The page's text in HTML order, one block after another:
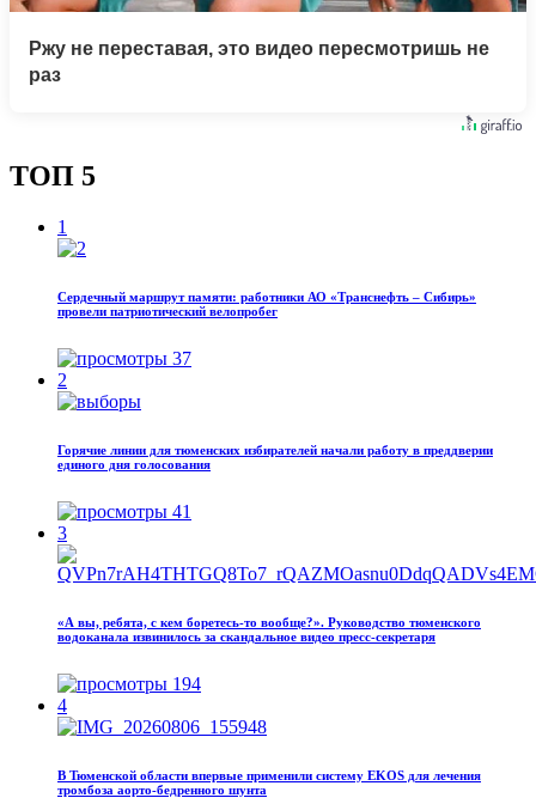
Ржу не переставая, это видео пересмотришь не
раз
ТОП 5
1
Сердечный маршрут памяти: работники АО «Транснефть – Сибирь»
провели патриотический велопробег
37
2
Горячие линии для тюменских избирателей начали работу в преддверии
единого дня голосования
41
3
«А вы, ребята, с кем боретесь‑то вообще?». Руководство тюменского
водоканала извинилось за скандальное видео пресс-секретаря
194
4
В Тюменской области впервые применили систему EKOS для лечения
тромбоза аорто-бедренного шунта